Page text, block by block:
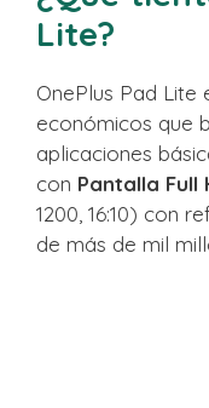
Lite?
OnePlus Pad Lite
económicos que
aplicaciones
con Pantalla Full
1200, 16:10) con
de más de mil